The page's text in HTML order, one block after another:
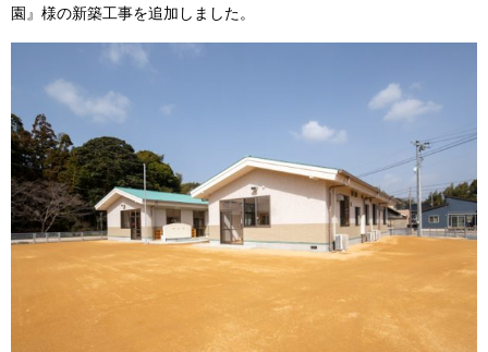
園』様の新築工事を追加しました。